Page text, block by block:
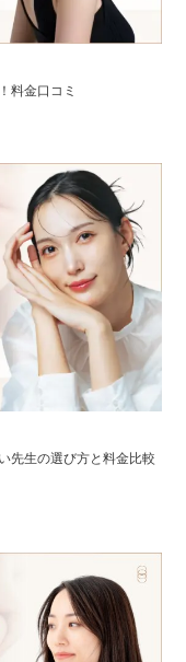
料金口コミ
先生の選び方と料金比較